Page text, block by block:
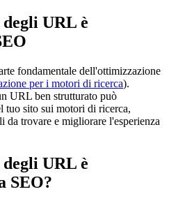
URL è
fondamentale dell'ottimizzazione
per i motori di ricerca).
URL ben strutturato può
tuo sito sui motori di ricerca,
trovare e migliorare l'esperienza
URL è
SEO?